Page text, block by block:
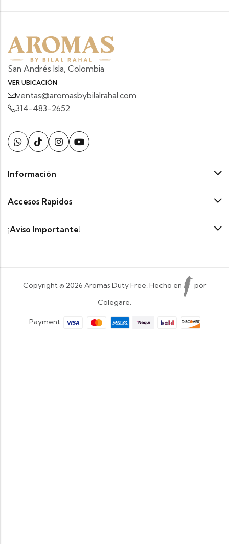
San Andrés Isla, Colombia
VER UBICACIÓN
ventas@aromasbybilalrahal.com
314-483-2652
Información
Accesos Rapidos
¡Aviso Importante!
Copyright © 2026 Aromas Duty Free. Hecho en
por
Colegare.
Payment: